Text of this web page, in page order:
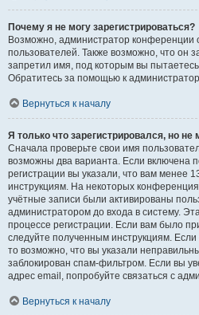
Почему я не могу зарегистрироваться?
Возможно, администратор конференции
пользователей. Также возможно, что он
запретил имя, под которым вы пытаетесь
Обратитесь за помощью к
Вернуться к началу
Я только что зарегистрировался, но не
Сначала проверьте свои имя
возможны два варианта. Если включена
регистрации вы указали, что вам менее
инструкциям. На некоторых
учётные записи были активированы
администратором до входа в систему.
процессе регистрации. Если вам было
следуйте полученным инструкциям.
то возможно, что вы указали
заблокирован спам-фильтром. Если вы
адрес email, попробуйте связаться с
Вернуться к началу